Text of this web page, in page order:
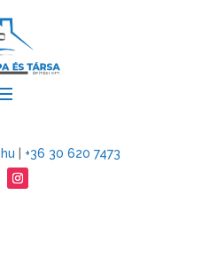
+36 30 620 7473